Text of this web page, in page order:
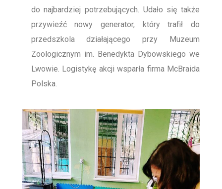
do najbardziej potrzebujących. Udało się także
przywieźć nowy generator, który trafił do
przedszkola działającego przy Muzeum
Zoologicznym im. Benedykta Dybowskiego we
Lwowie. Logistykę akcji wsparła firma McBraida
Polska.